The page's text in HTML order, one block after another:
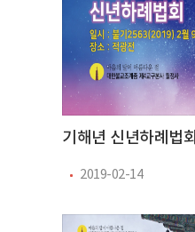
기해년 신년하례법회
2019-02-14